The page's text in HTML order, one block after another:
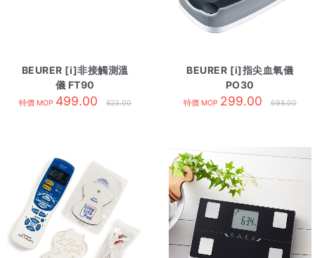
BEURER [i]非接觸測溫
儀 FT90
特價 MOP 499.00 823.00
BEURER [i]指尖血氧儀
PO30
特價 MOP 299.00 698.00